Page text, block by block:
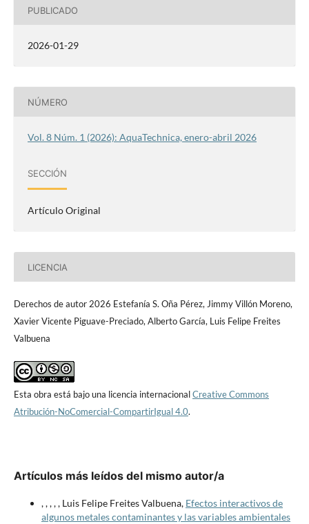
PUBLICADO
2026-01-29
NÚMERO
Vol. 8 Núm. 1 (2026): AquaTechnica, enero-abril 2026
SECCIÓN
Artículo Original
LICENCIA
Derechos de autor 2026 Estefanía S. Oña Pérez, Jimmy Villón Moreno,
Xavier Vicente Piguave-Preciado, Alberto García, Luis Felipe Freites
Valbuena
Esta obra está bajo una licencia internacionalCreative Commons
Atribución-NoComercial-CompartirIgual 4.0.
Artículos más leídos del mismo autor/a
, , , , , Luis Felipe Freites Valbuena, Efectos interactivos de
algunos metales contaminantes y las variables ambientales